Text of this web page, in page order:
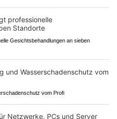
Gesichtsbehandlungen an sieben
vom Profi